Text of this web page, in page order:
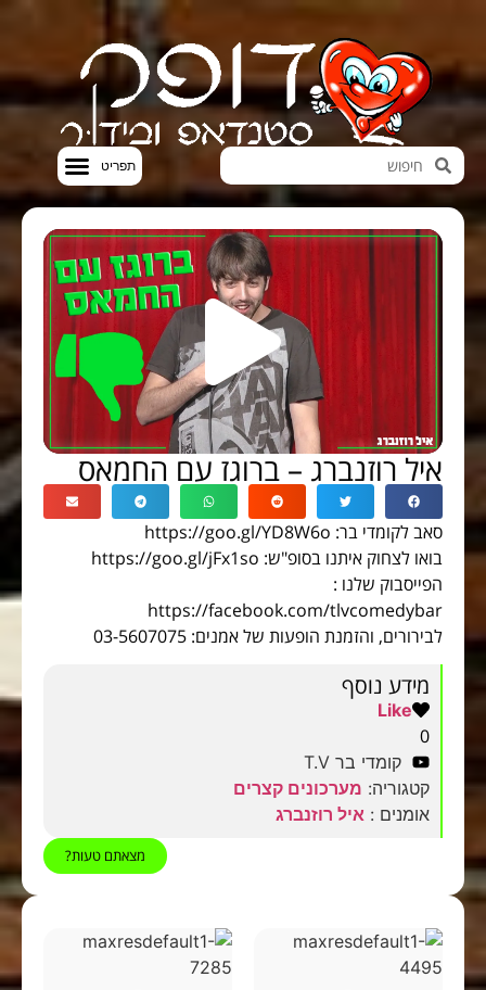
איל רוזנברג – ברוגז עם החמאס
סאב לקומדי בר: https://goo.gl/YD8W6o
בואו לצחוק איתנו בסופ"ש: https://goo.gl/jFx1so
הפייסבוק שלנו :
https://facebook.com/tlvcomedybar
לבירורים, והזמנת הופעות של אמנים: 03-5607075
מידע נוסף
Like
0
קומדי בר T.V
קטגוריה: מערכונים קצרים
אומנים : איל רוזנברג
מצאתם טעות?